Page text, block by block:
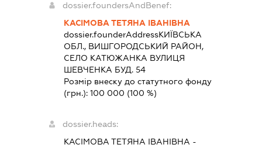
dossier.foundersAndBenef:
КАСІМОВА ТЕТЯНА ІВАНІВНА
dossier.founderAddressКИЇВСЬКА
ОБЛ., ВИШГОРОДСЬКИЙ РАЙОН,
СЕЛО КАТЮЖАНКА ВУЛИЦЯ
ШЕВЧЕНКА БУД. 54
Розмір внеску до статутного фонду
(грн.): 100 000 (100 %)
dossier.heads:
КАСІМОВА ТЕТЯНА ІВАНІВНА -